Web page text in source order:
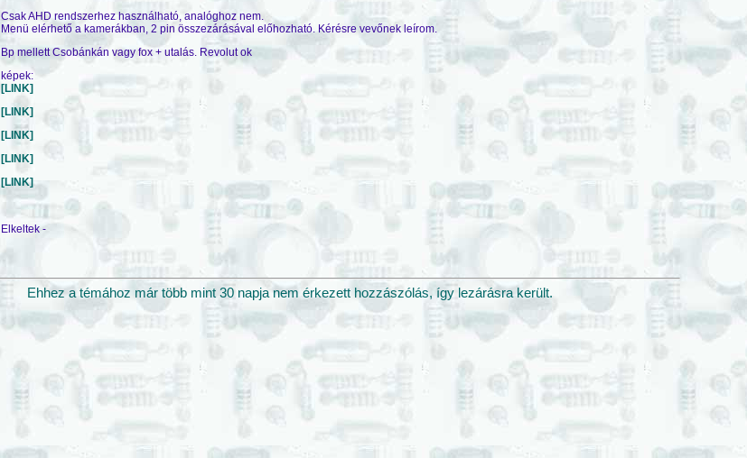
Csak AHD rendszerhez használható, analóghoz nem.
Menü elérhető a kamerákban, 2 pin összezárásával előhozható. Kérésre vevőnek leírom.
Bp mellett Csobánkán vagy fox + utalás. Revolut ok
képek:
[LINK]
[LINK]
[LINK]
[LINK]
[LINK]
Elkeltek -
Ehhez a témához már több mint 30 napja nem érkezett hozzászólás, így lezárásra került.